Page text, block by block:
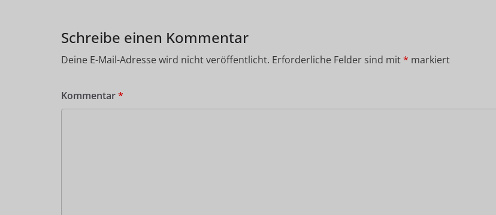
Schreibe einen Kommentar
Deine E-Mail-Adresse wird nicht veröffentlicht. Erforderliche Felder sind mit* markiert
Kommentar*